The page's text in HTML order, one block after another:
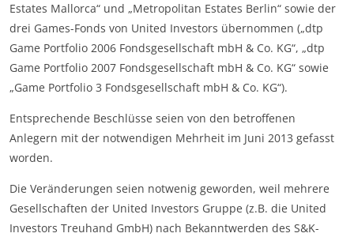
Estates Mallorca“ und „Metropolitan Estates Berlin“ sowie der
drei Games-Fonds von United Investors übernommen („dtp
Game Portfolio 2006 Fondsgesellschaft mbH & Co. KG“, „dtp
Game Portfolio 2007 Fondsgesellschaft mbH & Co. KG“ sowie
„Game Portfolio 3 Fondsgesellschaft mbH & Co. KG“).
Entsprechende Beschlüsse seien von den betroffenen
Anlegern mit der notwendigen Mehrheit im Juni 2013 gefasst
worden.
Die Veränderungen seien notwenig geworden, weil mehrere
Gesellschaften der United Investors Gruppe (z.B. die United
Investors Treuhand GmbH) nach Bekanntwerden des S&K-